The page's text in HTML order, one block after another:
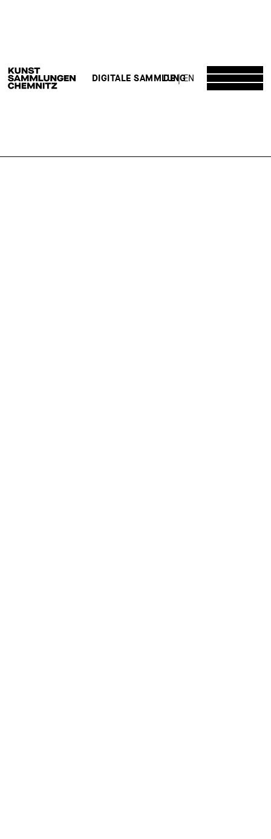
DE EN
DIGITALE SAMMLUNG